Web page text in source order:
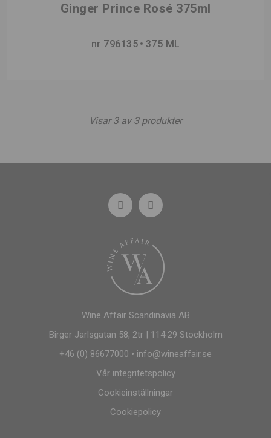
Ginger Prince Rosé 375ml
nr 796135 375 ML
Visar3av 3produkter
Wine Affair Scandinavia AB
Birger Jarlsgatan 58, 2tr | 114 29 Stockholm
+46 (0) 86677000 • info@wineaffair.se
Vår integritetspolicy
Cookieinställningar
Cookiepolicy